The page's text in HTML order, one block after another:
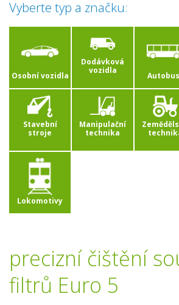
Vyberte typ a značku:
Osobní vozidla
Dodávková
vozidla
Stavební
stroje
Manipulační
technika
Lokomotivy
precizní čištění
filtrů Euro 5